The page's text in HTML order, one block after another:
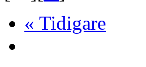
« Tidigare